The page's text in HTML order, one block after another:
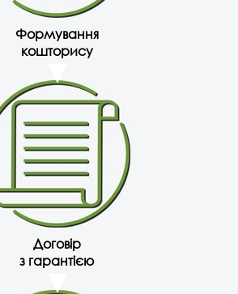
Формування
кошторису
Договір
з гарантією